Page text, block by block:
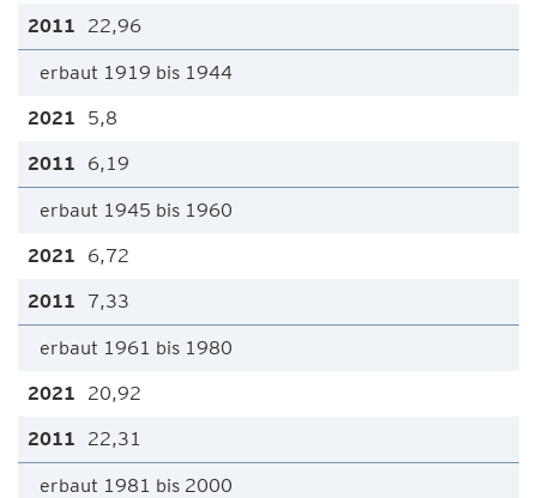
22,96
erbaut 1919 bis 1944
5,8
6,19
erbaut 1945 bis 1960
6,72
7,33
erbaut 1961 bis 1980
20,92
22,31
erbaut 1981 bis 2000